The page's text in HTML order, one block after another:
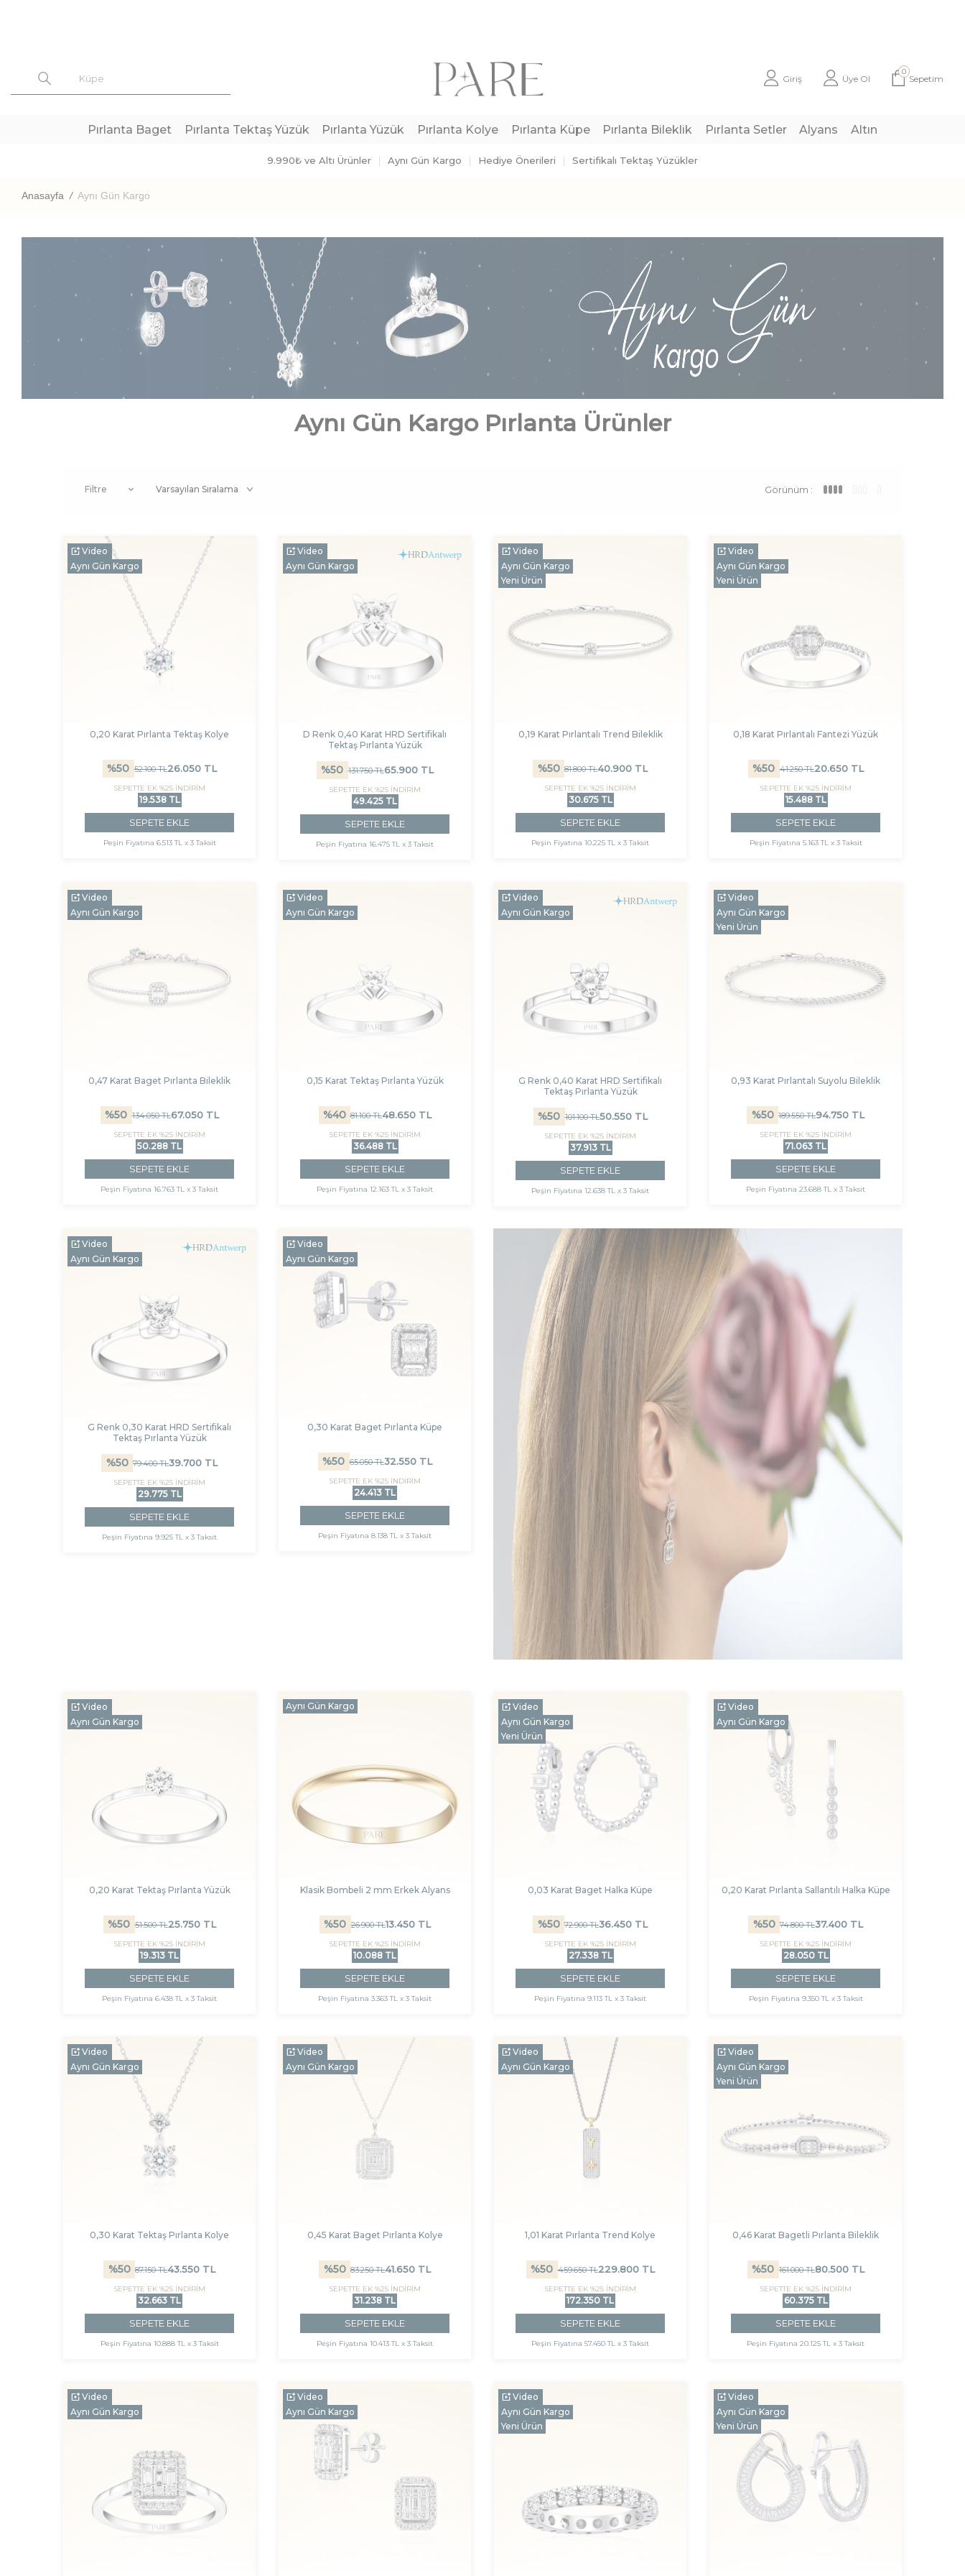
Giriş Üye Ol
0
Sepetim
Pırlanta Baget Pırlanta Tektaş Yüzük Pırlanta Yüzük Pırlanta Kolye Pırlanta Küpe Pırlanta Bileklik Pırlanta Setler Alyans Altın
9.990₺ ve Altı Ürünler Aynı Gün Kargo Hediye Önerileri Sertifikalı Tektaş Yüzükler
Anasayfa / Aynı Gün Kargo
Aynı Gün Kargo Pırlanta Ürünler
Filtre Görünüm :
Video
Aynı Gün Kargo
0,20 Karat Pırlanta Tektaş Kolye
%50 52.100TL26.050TL
SEPETTE EK %25 İNDİRİM
19.538 TL
SEPETE EKLE
Peşin Fiyatına 6.513 TL x 3 Taksit
Video
Aynı Gün Kargo
D Renk 0,40 Karat HRD Sertifikalı
Tektaş Pırlanta Yüzük
%50 131.750TL65.900TL
SEPETTE EK %25 İNDİRİM
49.425 TL
SEPETE EKLE
Peşin Fiyatına 16.475 TL x 3 Taksit
Video
Aynı Gün Kargo
Yeni Ürün
0,19 Karat Pırlantalı Trend Bileklik
%50 81.800TL40.900 TL
SEPETTE EK %25 İNDİRİM
30.675 TL
SEPETE EKLE
Peşin Fiyatına 10.225 TL x 3 Taksit
Video
Aynı Gün Kargo
Yeni Ürün
0,18 Karat Pırlantalı Fantezi Yüzük
%50 41.250TL20.650TL
SEPETTE EK %25 İNDİRİM
15.488 TL
SEPETE EKLE
Peşin Fiyatına 5.163 TL x 3 Taksit
Video
Aynı Gün Kargo
0,47 Karat Baget Pırlanta Bileklik
%50 134.050TL67.050TL
SEPETTE EK %25 İNDİRİM
50.288 TL
SEPETE EKLE
Peşin Fiyatına 16.763 TL x 3 Taksit
Video
Aynı Gün Kargo
0,15 Karat Tektaş Pırlanta Yüzük
%40 81.100TL48.650TL
SEPETTE EK %25 İNDİRİM
36.488 TL
SEPETE EKLE
Peşin Fiyatına 12.163 TL x 3 Taksit
Video
Aynı Gün Kargo
G Renk 0,40 Karat HRD Sertifikalı
Tektaş Pırlanta Yüzük
%50 101.100TL50.550TL
SEPETTE EK %25 İNDİRİM
37.913 TL
SEPETE EKLE
Peşin Fiyatına 12.638 TL x 3 Taksit
Video
Aynı Gün Kargo
Yeni Ürün
0,93 Karat Pırlantalı Suyolu Bileklik
%50 189.550TL94.750 TL
SEPETTE EK %25 İNDİRİM
71.063 TL
SEPETE EKLE
Peşin Fiyatına 23.688 TL x 3 Taksit
Video
Aynı Gün Kargo
G Renk 0,30 Karat HRD Sertifikalı
Tektaş Pırlanta Yüzük
%50 79.400TL39.700 TL
SEPETTE EK %25 İNDİRİM
29.775 TL
SEPETE EKLE
Peşin Fiyatına 9.925 TL x 3 Taksit
Video
Aynı Gün Kargo
0,30 Karat Baget Pırlanta Küpe
%50 65.050TL32.550TL
SEPETTE EK %25 İNDİRİM
24.413 TL
SEPETE EKLE
Peşin Fiyatına 8.138 TL x 3 Taksit
Video
Aynı Gün Kargo
0,20 Karat Tektaş Pırlanta Yüzük
%50 51.500TL25.750TL
SEPETTE EK %25 İNDİRİM
19.313 TL
SEPETE EKLE
Peşin Fiyatına 6.438 TL x 3 Taksit
Aynı Gün Kargo
Klasik Bombeli 2 mm Erkek Alyans
%50 26.900TL13.450TL
SEPETTE EK %25 İNDİRİM
10.088 TL
SEPETE EKLE
Peşin Fiyatına 3.363 TL x 3 Taksit
Video
Aynı Gün Kargo
Yeni Ürün
0,03 Karat Baget Halka Küpe
%50 72.900TL36.450 TL
SEPETTE EK %25 İNDİRİM
27.338 TL
SEPETE EKLE
Peşin Fiyatına 9.113 TL x 3 Taksit
Video
Aynı Gün Kargo
0,20 Karat Pırlanta Sallantılı Halka Küpe
%50 74.800TL37.400 TL
SEPETTE EK %25 İNDİRİM
28.050 TL
SEPETE EKLE
Peşin Fiyatına 9.350 TL x 3 Taksit
Video
Aynı Gün Kargo
0,30 Karat Tektaş Pırlanta Kolye
%50 87.150TL43.550 TL
SEPETTE EK %25 İNDİRİM
32.663 TL
SEPETE EKLE
Peşin Fiyatına 10.888 TL x 3 Taksit
Video
Aynı Gün Kargo
0,45 Karat Baget Pırlanta Kolye
%50 83.250TL41.650 TL
SEPETTE EK %25 İNDİRİM
31.238 TL
SEPETE EKLE
Peşin Fiyatına 10.413 TL x 3 Taksit
Video
Aynı Gün Kargo
1,01 Karat Pırlanta Trend Kolye
%50 459.650TL229.800TL
SEPETTE EK %25 İNDİRİM
172.350 TL
SEPETE EKLE
Peşin Fiyatına 57.450 TL x 3 Taksit
Video
Aynı Gün Kargo
Yeni Ürün
0,46 Karat Bagetli Pırlanta Bileklik
%50 161.000TL80.500TL
SEPETTE EK %25 İNDİRİM
60.375 TL
SEPETE EKLE
Peşin Fiyatına 20.125 TL x 3 Taksit
Video
Aynı Gün Kargo
Video
Aynı Gün Kargo
Video
Aynı Gün Kargo
Yeni Ürün
Video
Aynı Gün Kargo
Yeni Ürün